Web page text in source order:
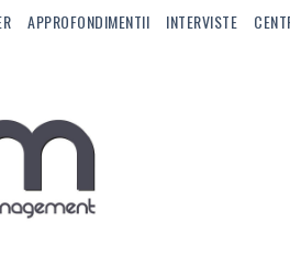
APPROFONDIMENTII INTERVISTE